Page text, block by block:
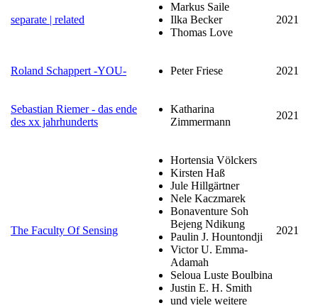
separate | related
Markus Saile
Ilka Becker
Thomas Love
2021
Roland Schappert -YOU- Peter Friese 2021
Sebastian Riemer - das ende
des xx jahrhunderts
Katharina
Zimmermann
2021
The Faculty Of Sensing
Hortensia Völckers
Kirsten Haß
Jule Hillgärtner
Nele Kaczmarek
Bonaventure Soh
Bejeng Ndikung
Paulin J. Hountondji
Victor U. Emma-
Adamah
Seloua Luste Boulbina
Justin E. H. Smith
und viele weitere
2021